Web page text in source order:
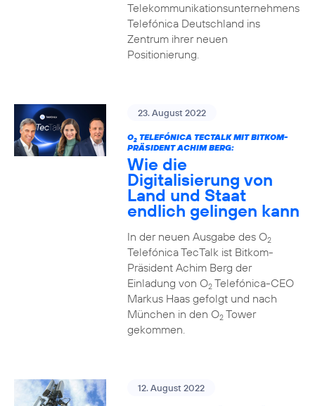
Telekommunikationsunternehmens
Telefónica Deutschland ins
Zentrum ihrer neuen
Positionierung.
23. August 2022
O2TELEFÓNICA TECTALK MIT BITKOM-
PRÄSIDENT ACHIM BERG:
Wie die
Digitalisierung von
Land und Staat
endlich gelingen kann
In der neuen Ausgabe des O2
Telefónica TecTalk ist Bitkom-
Präsident Achim Berg der
Einladung von O2Telefónica-CEO
Markus Haas gefolgt und nach
München in den O2Tower
gekommen.
12. August 2022